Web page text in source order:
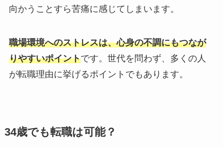
向かうことすら苦痛に感じてしまいます。
職場環境へのストレスは、心身の不調にもつなが
りやすいポイントです。世代を問わず、多くの人
が転職理由に挙げるポイントでもあります。
34歳でも転職は可能？